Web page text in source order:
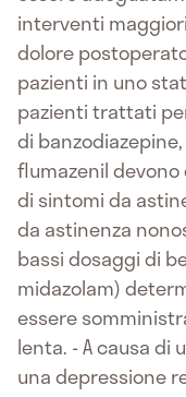
interventi
dolore
pazienti in uno
pazienti trattati
di
flumazenil
di sintomi da
da astinenza
bassi dosaggi di
midazolam)
essere
lenta. - A causa di
una depressione